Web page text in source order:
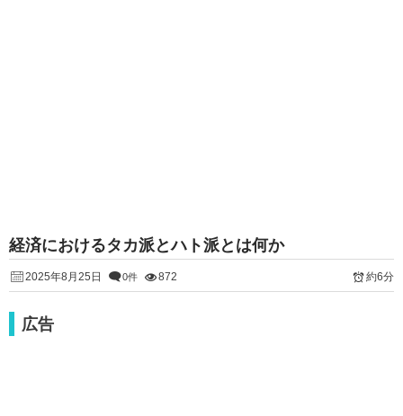
経済におけるタカ派とハト派とは何か
2025年8月25日 0件 872 約6分
広告